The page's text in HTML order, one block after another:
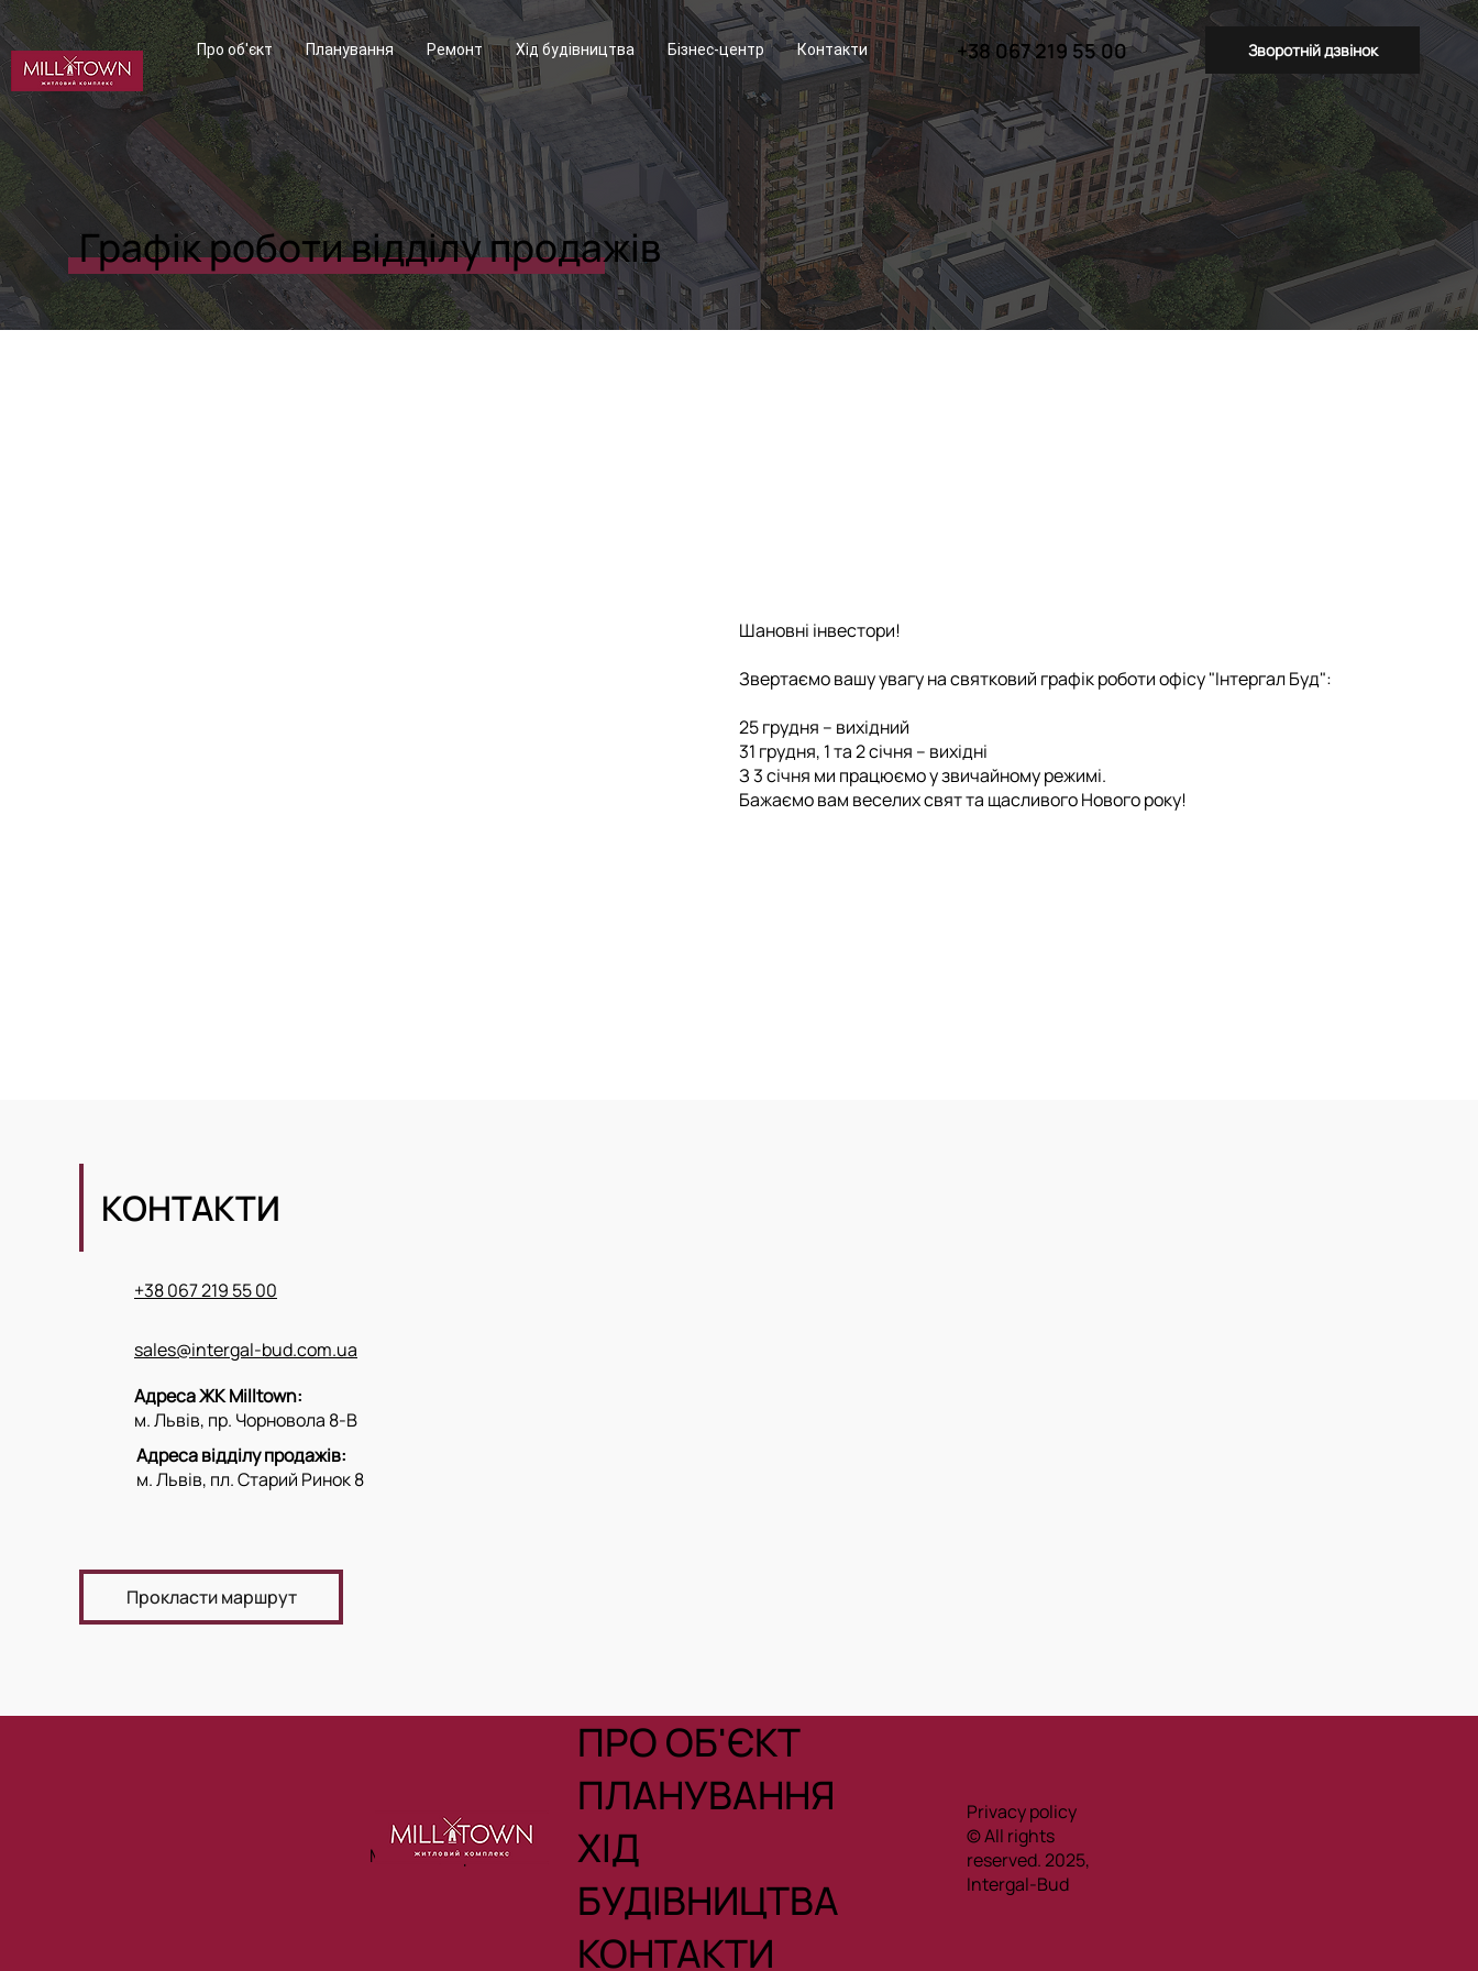
Графік роботи відділу продажів
Шановні інвестори!
Звертаємо вашу увагу на святковий графік роботи офісу "Інтергал Буд":
25 грудня – вихідний
31 грудня, 1 та 2 січня – вихідні
З 3 січня ми працюємо у звичайному режимі.
Бажаємо вам веселих свят та щасливого Нового року!
КОНТАКТИ
+38 067 219 55 00
sales@intergal-bud.com.ua
Адреса ЖК Milltown:
м. Львів, пр. Чорновола 8-В
Адреса відділу продажів:
м. Львів, пл. Старий Ринок 8
Прокласти маршрут
Privacy policy
© All rights
reserved. 2025,
Intergal-Bud
ПРО ОБ'ЄКТ
ПЛАНУВАННЯ
ХІД
БУДІВНИЦТВА
КОНТАКТИ
Ми в соцмережах
Про об'єкт Планування Ремонт Хід будівництва Бізнес-центр Контакти Зворотній дзвінок
+38 067 219 55 00